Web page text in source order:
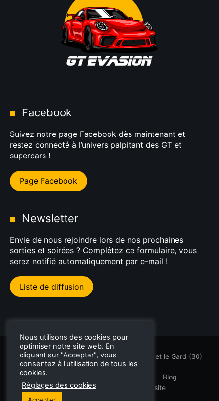
Facebook
Suivez notre page Facebook dès maintenant et
restez connecté à l’univers palpitant des GT et
supercars !
Page Facebook
Newsletter
Envie de nous rejoindre lors de nos prochaines
sorties et soirées ? Complétez ce formulaire, vous
serez notifié automatiquement par e-mail !
Liste de diffusion
Sorties GT et supercars dans l'Hérault (34) et le Gard (30)
PremDrive
Blog
Mentions légales
Plan du site
Nous utilisons des cookies pour
optimiser notre site web. En
cliquant sur "Accepter", vous
consentez à l'utilisation de tous les
cookies.
Réglages des cookies